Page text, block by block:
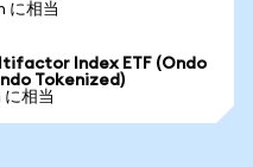
に相当
Index ETF (Ondo
Tokenized)
に相当